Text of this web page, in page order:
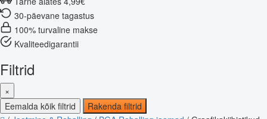
30-päevane tagastus
100% turvaline makse
Kvaliteedigarantii
Filtrid
×
Eemalda kõik filtrid
Rakenda filtrid